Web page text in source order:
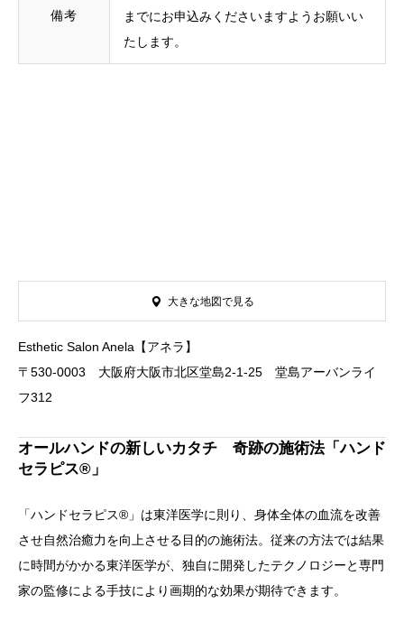
備考
までにお申込みくださいますようお願いい
たします。
Esthetic Salon Anela【アネラ】
〒530-0003 大阪府大阪市北区堂島2-1-25 堂島アーバンライ
フ312
大きな地図で見る
オールハンドの新しいカタチ 奇跡の施術法「ハンド
セラピス®」
「ハンドセラピス®」は東洋医学に則り、身体全体の血流を改善
させ自然治癒力を向上させる目的の施術法。従来の方法では結果
に時間がかかる東洋医学が、独自に開発したテクノロジーと専門
家の監修による手技により画期的な効果が期待できます。